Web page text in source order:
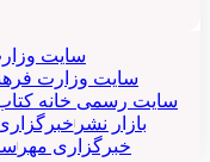
سایت
سایت وزارت
سایت رسمی خانه
بازار نشر
خبرگزاری مهر